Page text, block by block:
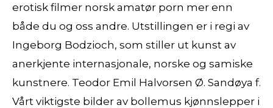
erotisk filmer norsk amatør porn mer enn
både du og oss andre. Utstillingen er i regi av
Ingeborg Bodzioch, som stiller ut kunst av
anerkjente internasjonale, norske og samiske
kunstnere. Teodor Emil Halvorsen Ø. Sandøya f.
Vårt viktigste bilder av bollemus kjønnslepper i